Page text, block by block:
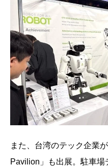
また、台湾のテック企業
Pavilion」も出展。駐車